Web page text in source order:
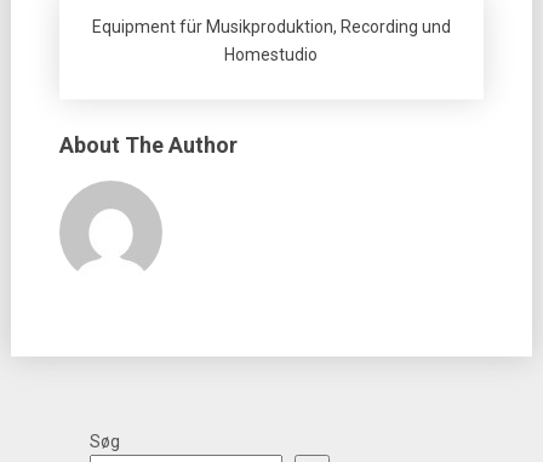
Equipment für Musikproduktion, Recording und
Homestudio
About The Author
Søg